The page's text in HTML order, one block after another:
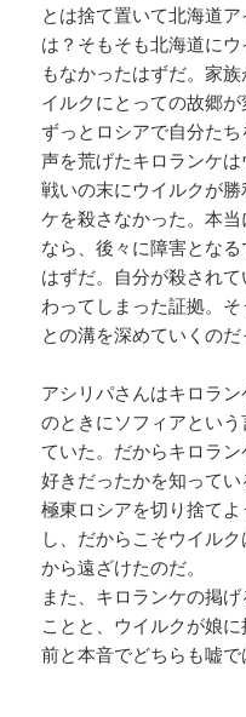
とは捨て置いて北海道
は？そもそも北海道に
もなかったはずだ。家
イルクにとっての故郷
ずっとロシアで自分たち
声を荒げたキロランケは
戦いの末にウイルクが
ケを殺さなかった。本
なら、後々に障害とな
はずだ。自分が殺され
わってしまった証拠。
との溝を深めていくのだ
アシリパさんはキロラ
のときにソフィアとい
ていた。だからキロラ
好きだったかを知って
極東ロシアを切り捨て
し、だからこそウイル
から遠ざけたのだ。
また、キロランケの掲
ことと、ウイルクが娘
前と本音でどちらも嘘で